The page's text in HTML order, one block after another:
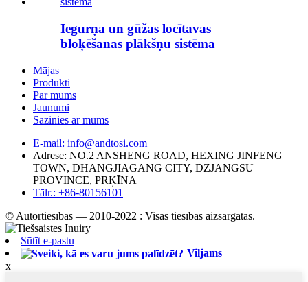
Iegurņa un gūžas locītavas
bloķēšanas plākšņu sistēma
Mājas
Produkti
Par mums
Jaunumi
Sazinies ar mums
E-mail: info@andtosi.com
Adrese: NO.2 ANSHENG ROAD, HEXING JINFENG
TOWN, DHANGJIAGANG CITY, DZJANGSU
PROVINCE, PRĶĪNA
Tālr.: +86-80156101
© Autortiesības — 2010-2022 : Visas tiesības aizsargātas.
Sūtīt e-pastu
Viljams
x